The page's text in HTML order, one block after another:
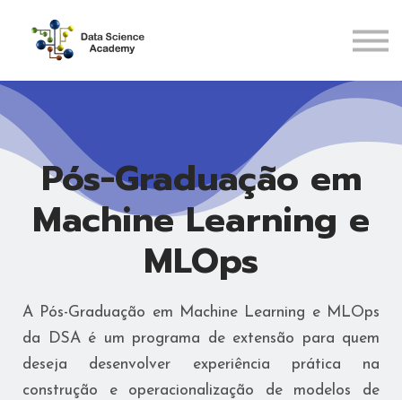
Pós-Graduações
Pós-Graduação em
Machine Learning e
MLOps
A Pós-Graduação em Machine Learning e MLOps
da DSA é um programa de extensão para quem
deseja desenvolver experiência prática na
construção e operacionalização de modelos de